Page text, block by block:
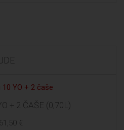
+ 2 ČAŠE (0,70L)
61,50 €